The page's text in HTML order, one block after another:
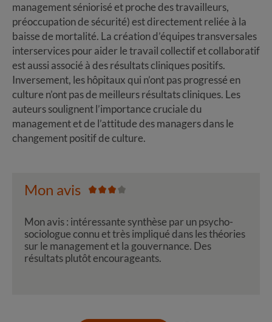
management séniorisé et proche des travailleurs,
préoccupation de sécurité) est directement reliée à la
baisse de mortalité. La création d’équipes transversales
interservices pour aider le travail collectif et collaboratif
est aussi associé à des résultats cliniques positifs.
Inversement, les hôpitaux qui n’ont pas progressé en
culture n’ont pas de meilleurs résultats cliniques. Les
auteurs soulignent l’importance cruciale du
management et de l’attitude des managers dans le
changement positif de culture.
Mon avis
Mon avis : intéressante synthèse par un psycho-
sociologue connu et très impliqué dans les théories
sur le management et la gouvernance. Des
résultats plutôt encourageants.